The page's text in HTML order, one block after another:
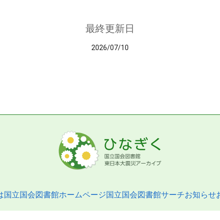
最終更新日
2026/07/10
国立国会図書館ホームページ国立国会図書館サーチお知らせ